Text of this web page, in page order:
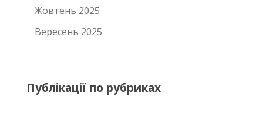
Жовтень 2025
Вересень 2025
Публікації по рубриках